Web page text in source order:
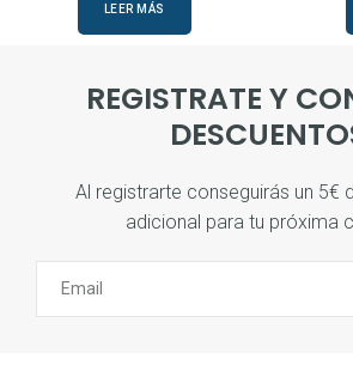
LEER MÁS
REGISTRATE Y
Al registrarte conseguirás un 5€
adicional para tu próxima